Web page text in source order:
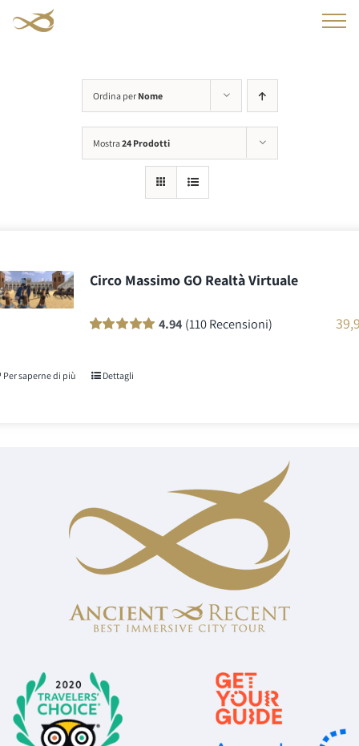
Ordina per Nome
Mostra24 Prodotti
Circo Massimo GO Realtà Virtuale
recensioni
4.94 (110 Recensioni)
Per saperne di più Dettagli